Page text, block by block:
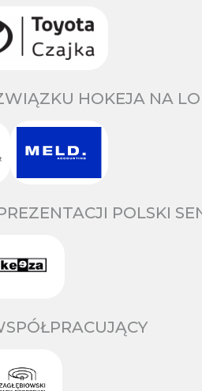
HOKEJA NA
POLSKI